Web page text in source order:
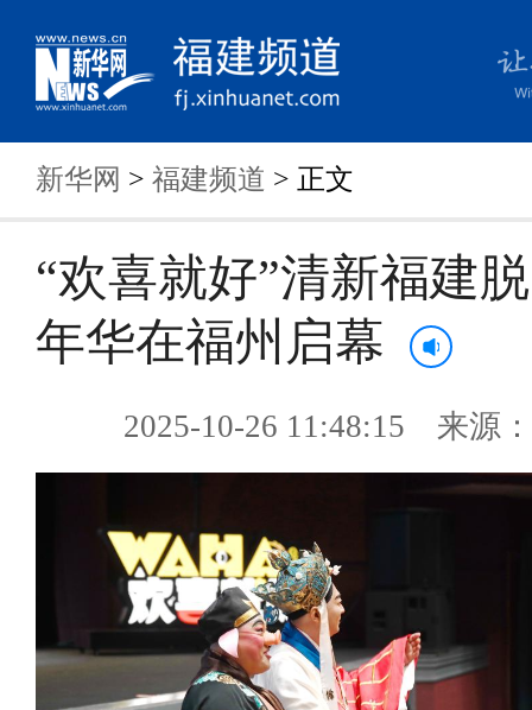
新华网 > 福建频道 > 正文
“欢喜就好”清新福建
年华在福州启幕
2025-10-26 11:48:15 来源